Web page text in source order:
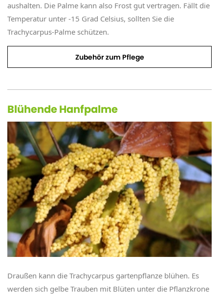
aushalten. Die Palme kann also Frost gut vertragen. Fällt die
Temperatur unter -15 Grad Celsius, sollten Sie die
Trachycarpus-Palme schützen.
Zubehör zum Pflege
Blühende Hanfpalme
Draußen kann die Trachycarpus gartenpflanze blühen. Es
werden sich gelbe Trauben mit Blüten unter die Pflanzkrone